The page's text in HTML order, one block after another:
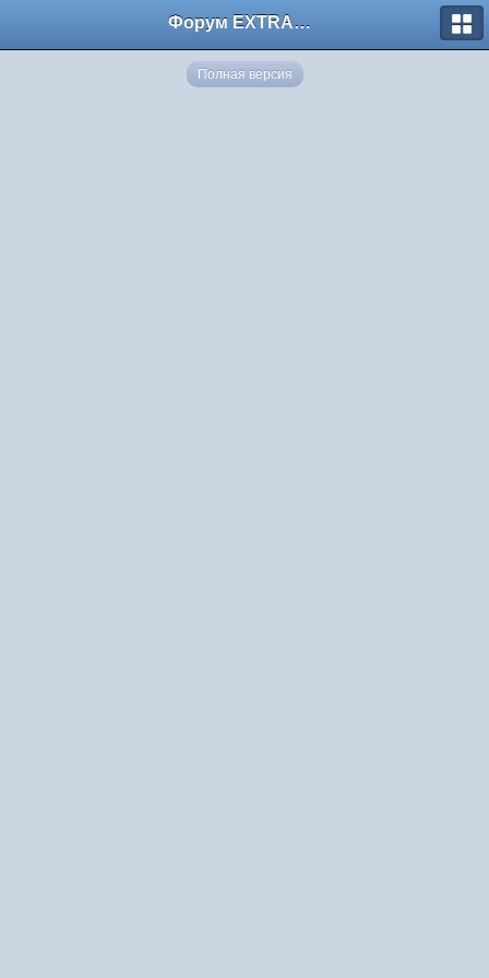
Форум EXTRACTOR.ru
Полная версия